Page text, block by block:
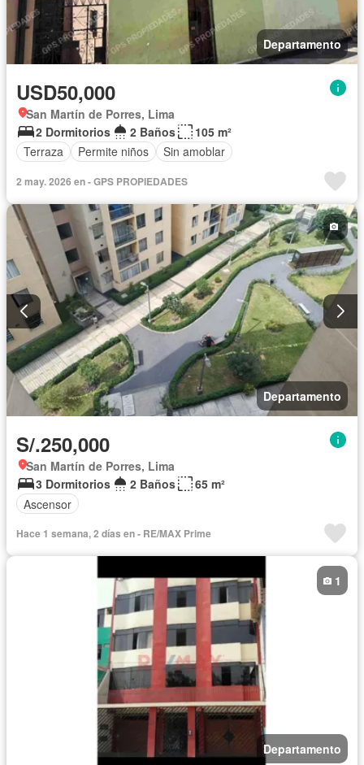
Departamento
USD50,000
San Martín de Porres, Lima
2 Dormitorios
2 Baños
105 m²
Terraza
Permite niños Sin amoblar
2 may. 2026 en - GPS PROPIEDADES
Departamento
S/.250,000
San Martín de Porres, Lima
3 Dormitorios
2 Baños
65 m²
Ascensor
Hace 1 semana, 2 días en - RE/MAX Prime
Departamento
1